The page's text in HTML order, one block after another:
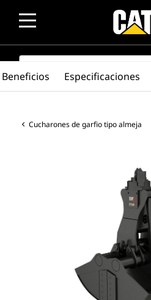
SEARCH
Cucharones de garfio tipo almeja
Beneficios Especificaciones